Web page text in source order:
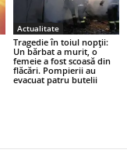
Actualitate
Tragedie în toiul nopții:
Un bărbat a murit, o
femeie a fost scoasă din
flăcări. Pompierii au
evacuat patru butelii